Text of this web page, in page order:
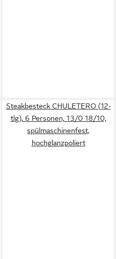
Steakbesteck CHULETERO (12-
tlg), 6 Personen, 13/0 18/10,
spülmaschinenfest,
hochglanzpoliert